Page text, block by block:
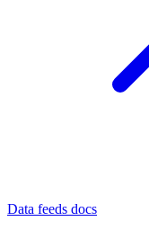
Data feeds docs